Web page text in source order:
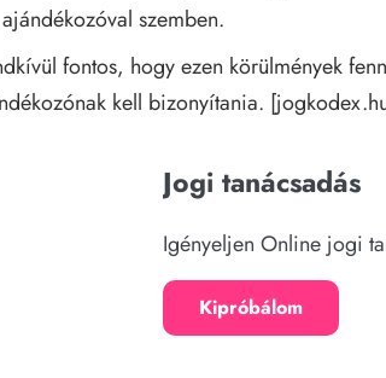
ajándékozóval szemben.
fontos, hogy ezen körülmények
kell bizonyítania. [
Jogi tanácsadás
Igényeljen Online jogi
Kipróbálom